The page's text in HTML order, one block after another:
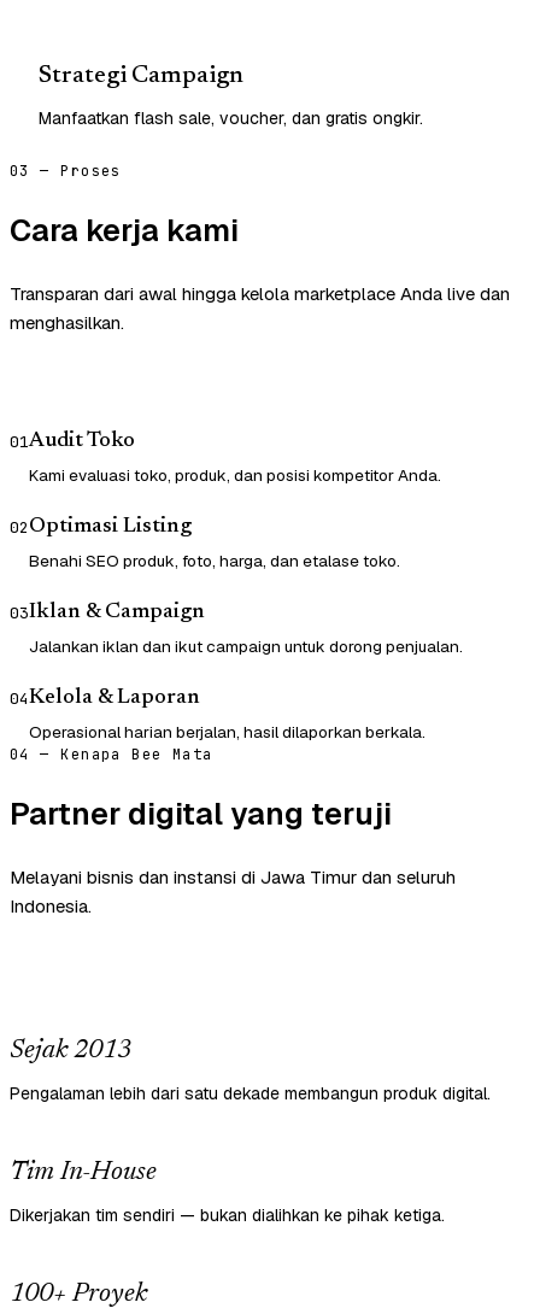
Strategi Campaign
Manfaatkan flash sale, voucher, dan gratis ongkir.
03 — Proses
Cara kerja kami
Transparan dari awal hingga kelola marketplace Anda live dan
menghasilkan.
01Audit Toko
Kami evaluasi toko, produk, dan posisi kompetitor Anda.
02Optimasi Listing
Benahi SEO produk, foto, harga, dan etalase toko.
03Iklan & Campaign
Jalankan iklan dan ikut campaign untuk dorong penjualan.
04Kelola & Laporan
Operasional harian berjalan, hasil dilaporkan berkala.
04 — Kenapa Bee Mata
Partner digital yang teruji
Melayani bisnis dan instansi di Jawa Timur dan seluruh
Indonesia.
Sejak 2013
Pengalaman lebih dari satu dekade membangun produk digital.
Tim In-House
Dikerjakan tim sendiri — bukan dialihkan ke pihak ketiga.
100+ Proyek